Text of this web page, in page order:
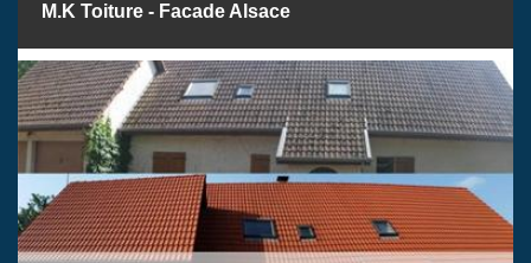
M.K Toiture - Facade Alsace